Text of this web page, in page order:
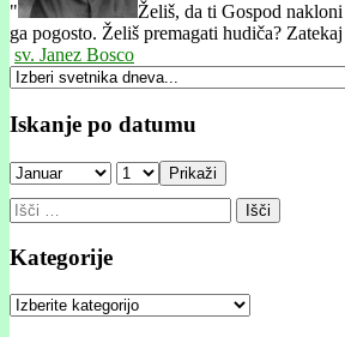
"
Želiš, da ti Gospod
ga pogosto. Želiš premagati hudiča?
sv. Janez Bosco
Iskanje po datumu
Prikaži
Išči:
Kategorije
Kategorije